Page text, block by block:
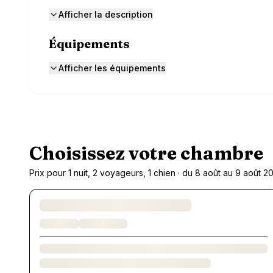
Afficher la description
Équipements
Afficher les équipements
Choisissez votre chambre
Prix pour 1 nuit, 2 voyageurs, 1 chien · du 8 août au 9 août
Chargement des chambres et des formules…